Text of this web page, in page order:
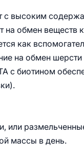
с высоким
на обмен
как
на обмен
с биотином
или
массы в день.